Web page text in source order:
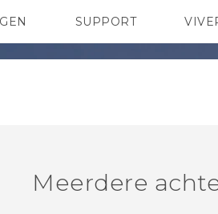
TELEFOONSSUPPORT
HTC-apparaten & -accessoires
Meerdere